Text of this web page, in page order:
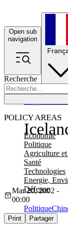
Open sub
navigation
Recherche
POLICY AREAS
Economie
Politique
Agriculture
Santé
Technologies
Energie,
Défense
Mar 20, 2002 -
00:00
Politique
Print Partager